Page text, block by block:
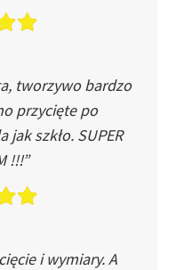
tworzywo bardzo
przycięte po
szkło. SUPER
!!!”
i wymiary. A